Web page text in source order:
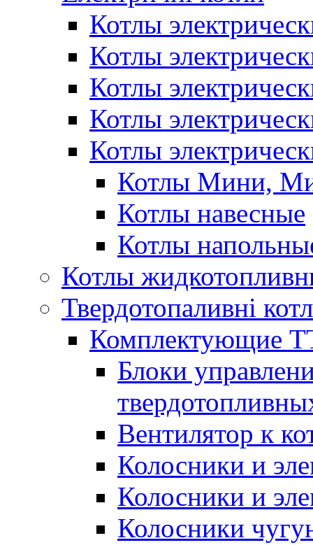
Котлы
Котлы
Котлы
Котлы
Котлы
Котлы Мини,
Котлы навесные
Котлы
Котлы
Твердотопаливні
Комплектующие
Блоки
Вентилятор к
Колосники и
Колосники и
Колосники